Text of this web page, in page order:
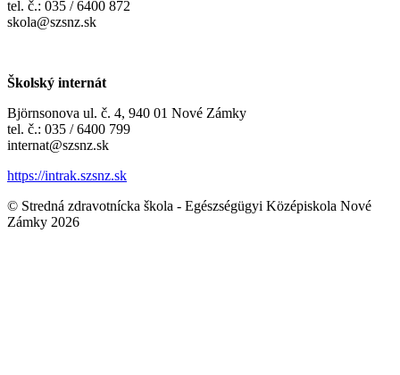
tel. č.: 035 / 6400 872
skola@szsnz.sk
Školský internát
Björnsonova ul. č. 4, 940 01 Nové Zámky
tel. č.: 035 / 6400 799
internat@szsnz.sk
https://intrak.szsnz.sk
© Stredná zdravotnícka škola - Egészségügyi Középiskola Nové
Zámky 2026